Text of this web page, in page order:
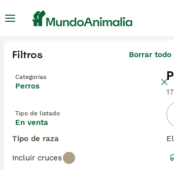
Filtros Borrar todo
Categorías
Perros
Tipo de listado
En venta
Tipo de raza
Incluir cruces